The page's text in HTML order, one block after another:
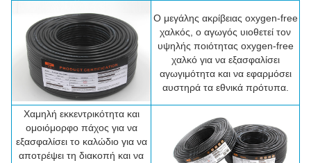
Ο μεγάλης ακρίβειας oxygen-free
χαλκός, ο αγωγός υιοθετεί τον
υψηλής ποιότητας oxygen-free
χαλκό για να εξασφαλίσει
αγωγιμότητα και να εφαρμόσει
αυστηρά τα εθνικά πρότυπα.
Χαμηλή εκκεντρικότητα και
ομοιόμορφο πάχος για να
εξασφαλίσει το καλώδιο για να
αποτρέψει τη διακοπή και να